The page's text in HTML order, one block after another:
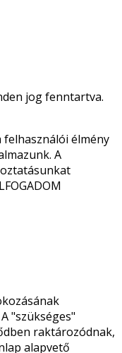
jog fenntartva.
élmény
A
"szükséges"
raktározódnak,
alapvető